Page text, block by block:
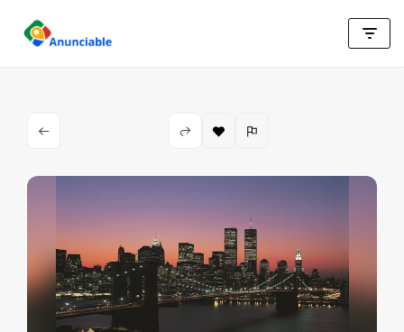
Saltar